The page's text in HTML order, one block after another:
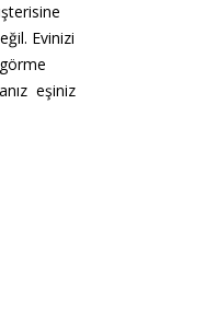
Evinizi
eşiniz